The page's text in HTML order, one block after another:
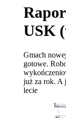
USK
Gmach
gotowe.
już za rok. A
lecie